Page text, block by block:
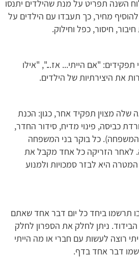
השנה תפריט על מנת שהילדים יתנסו
מחיר, כך תעבדו עם הילדים על
חיסור, כפל וחילוק.
"אם הייתי... אז...", "אילו
את היצירתיות של הילדים.
שלה מצוין תפקיד אחר, כגון: הכנת
כביסה, פינוי מדיח, סידור החדר,
כל בוקר בני המשפחה
לאחר הזריקה כל אחד מקבל את
היא לבזר סמכויות ולמנוע
בו תרשמו ביחד כל יום דבר אחד שאתם
ניתן לחלק את הספרון לחלק
רוצה לעשות עם חברי או מה הייתי
דבר אחד בדף.